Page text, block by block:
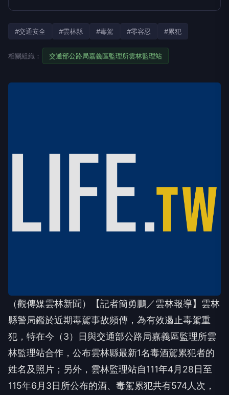
#交通安全 #雲林縣 #毒駕 #零容忍 #累犯
相關組織： 交通部公路局嘉義區監理所雲林監理站
（觀傳媒雲林新聞）【記者簡勇鵬／雲林報導】雲林
縣警局鑑於近期毒駕事故頻傳，為有效遏止毒駕重
犯，特在今（3）日與交通部公路局嘉義區監理所雲
林監理站合作，公布雲林縣最新1名毒酒駕累犯者的
姓名及照片；另外，雲林監理站自111年4月28日至
115年6月3日所公布的酒、毒駕累犯共有574人次，